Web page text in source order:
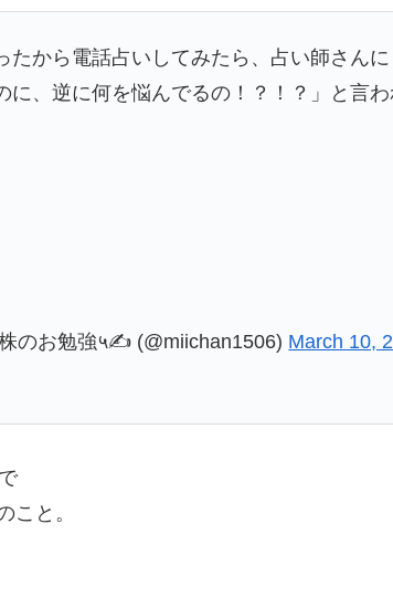
たから電話占いしてみたら、占い師さんに
に、逆に何を悩んでるの！？！？」と言
のお勉強५✍ (@miichan1506) March 10,
こと。